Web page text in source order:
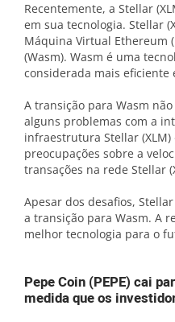
Recentemente, a Stellar
em sua tecnologia. Stellar
Máquina Virtual Ethereum
(Wasm). Wasm é uma
considerada mais eficiente
A transição para Wasm
alguns problemas com a
infraestrutura Stellar
preocupações sobre a
transações na rede Stellar
Apesar dos desafios,
a transição para Wasm. A
melhor tecnologia para o
Pepe Coin (PEPE) cai
medida que os